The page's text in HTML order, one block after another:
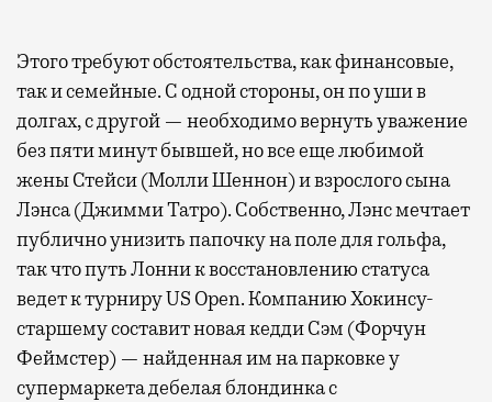
Этого требуют обстоятельства, как финансовые,
так и семейные. С одной стороны, он по уши в
долгах, с другой — необходимо вернуть уважение
без пяти минут бывшей, но все еще любимой
жены Стейси (Молли Шеннон) и взрослого сына
Лэнса (Джимми Татро). Собственно, Лэнс мечтает
публично унизить папочку на поле для гольфа,
так что путь Лонни к восстановлению статуса
ведет к турниру US Open. Компанию Хокинсу-
старшему составит новая кедди Сэм (Форчун
Феймстер) — найденная им на парковке у
супермаркета дебелая блондинка с